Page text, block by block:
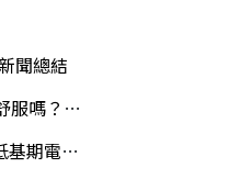
聞總結
言，不害哥
全面輪動